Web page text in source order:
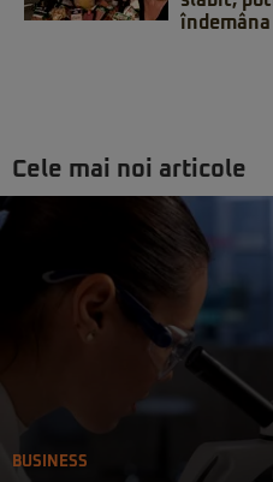
Cele mai noi articole
BUSINESS